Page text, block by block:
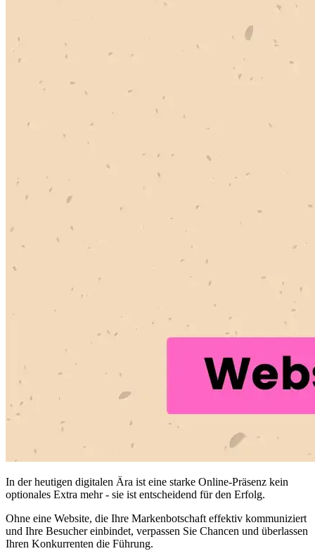
In der heutigen digitalen Ära ist eine starke Online-Präsenz kein
optionales Extra mehr - sie ist entscheidend für den Erfolg.
Ohne eine Website, die Ihre Markenbotschaft effektiv kommuniziert
und Ihre Besucher einbindet, verpassen Sie Chancen und überlassen
Ihren Konkurrenten die Führung.